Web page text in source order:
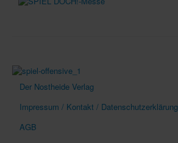
Der Nostheide Verlag
Impressum / Kontakt / Datenschutzerklärung
AGB